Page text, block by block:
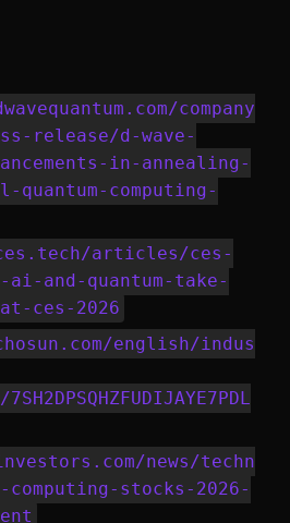
company
release/d-wave-
in-annealing-
quantum-computing-
articles/ces-
ai-and-quantum-take-
ces-2026
english/indus
news/techn
computing-stocks-2026-